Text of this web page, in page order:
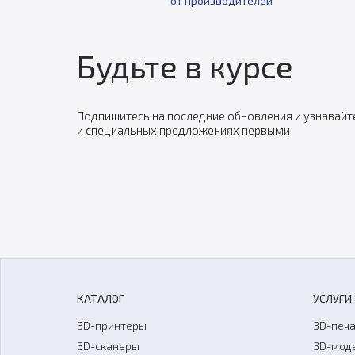
Будьте в курсе
Подпишитесь на последние обновления и
и специальных предложениях первыми
КАТАЛОГ
3D-принтеры
3D-сканеры
УСЛУГИ
3D-
3D-